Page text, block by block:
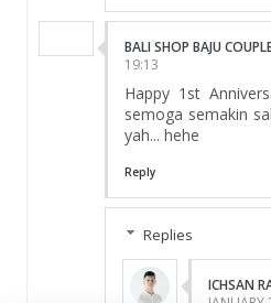
BALI SHOP BAJU
19:13
Happy 1st
semoga semakin
yah... hehe
Reply
Replies
ICHSAN